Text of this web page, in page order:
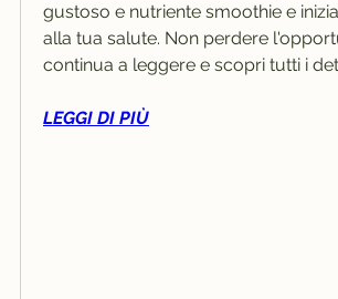
gustoso e nutriente smoothie e
alla tua salute. Non perdere
continua a leggere e scopri tutti i
LEGGI DI PIÙ